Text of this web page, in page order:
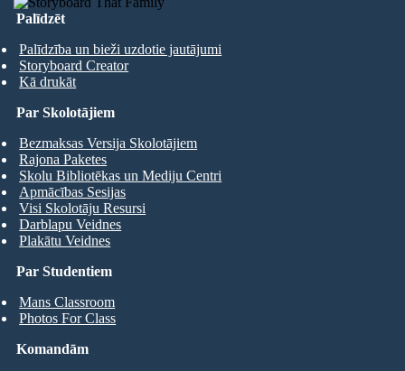
Palīdzēt
Palīdzība un bieži uzdotie jautājumi
Storyboard Creator
Kā drukāt
Par Studentiem
Mans Classroom
Photos For Class
Par Skolotājiem
Bezmaksas Versija Skolotājiem
Rajona Paketes
Skolu Bibliotēkas un Mediju Centri
Apmācības Sesijas
Visi Skolotāju Resursi
Darblapu Veidnes
Plakātu Veidnes
Komandām